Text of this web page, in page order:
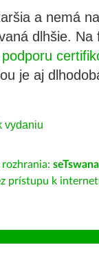
a nemá
dlhšie. Na
je aj
vydaniu
seTswana
prístupu k